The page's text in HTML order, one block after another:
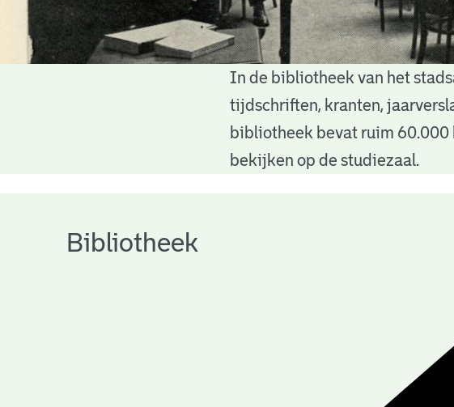
In de bibliotheek van het
tijdschriften, kranten,
bibliotheek bevat ruim
bekijken op de studiezaal.
Bibliotheek